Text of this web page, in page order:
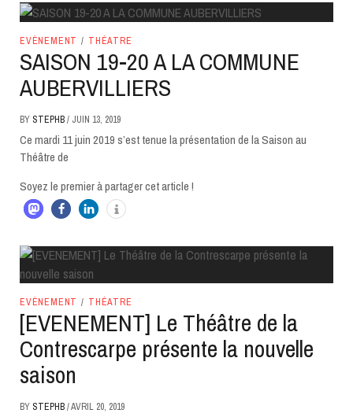
EVÈNEMENT / THÉATRE
SAISON 19-20 A LA COMMUNE
AUBERVILLIERS
BY STEPHB/ JUIN 13, 2019
Ce mardi 11 juin 2019 s’est tenue la présentation de la Saison au
Théâtre de
Soyez le premier à partager cet article !
EVÈNEMENT / THÉATRE
[EVENEMENT] Le Théâtre de la
Contrescarpe présente la nouvelle
saison
BY STEPHB/AVRIL 20, 2019